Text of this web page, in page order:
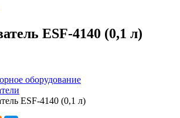
ESF-4140 (0,1 л)
оборудование
ESF-4140 (0,1 л)